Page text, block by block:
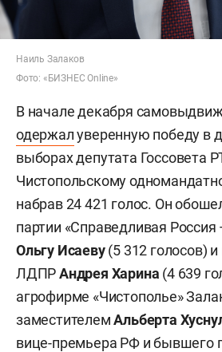
Наиль Залаков
Фото: «БИЗНЕС Online»
В начале декабря
одержалуверенную победу в
выборах депутата Госсовета
Чистопольскому
набрав 24 421 голос. Он
партии «Справедливая Россия
Ольгу Исаеву(5 312 голосов) и
ЛДПРАндрея Харина (4 639
агрофирме «Чистополье»
заместителемАльберта
вице-премьера РФ и бывшего